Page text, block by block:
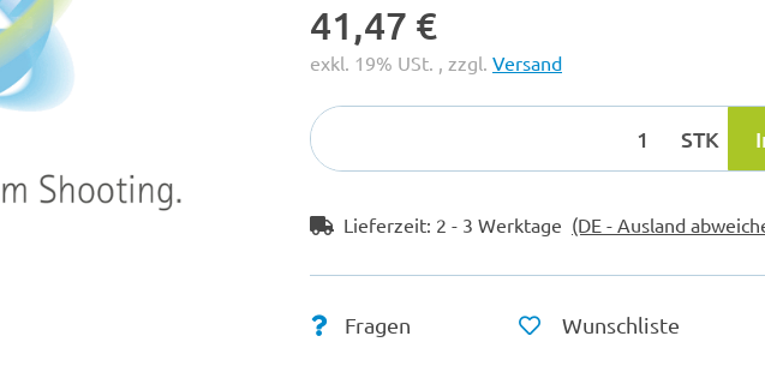
41,47 €
exkl. 19% USt. , zzgl. Versand
STK
Lieferzeit: 2 - 3 Werktage (DE - Ausland
Fragen Wunschliste